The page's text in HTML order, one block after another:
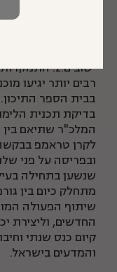
1. תכניות
השיפור שהסתמן
ישובים.2.
רבים יותר יגיעו
בבית הספר התיכון.
בדיקת תכנית
המלכ"ר שתיאם
לקרן טראמפ
ובפריסה על פני
שנשען בתחילה
מתחלק כיום בין
שיתוף הפעולה
החדשים, וליצירת
קיום כנס שנתי
והמדעים בישראל.